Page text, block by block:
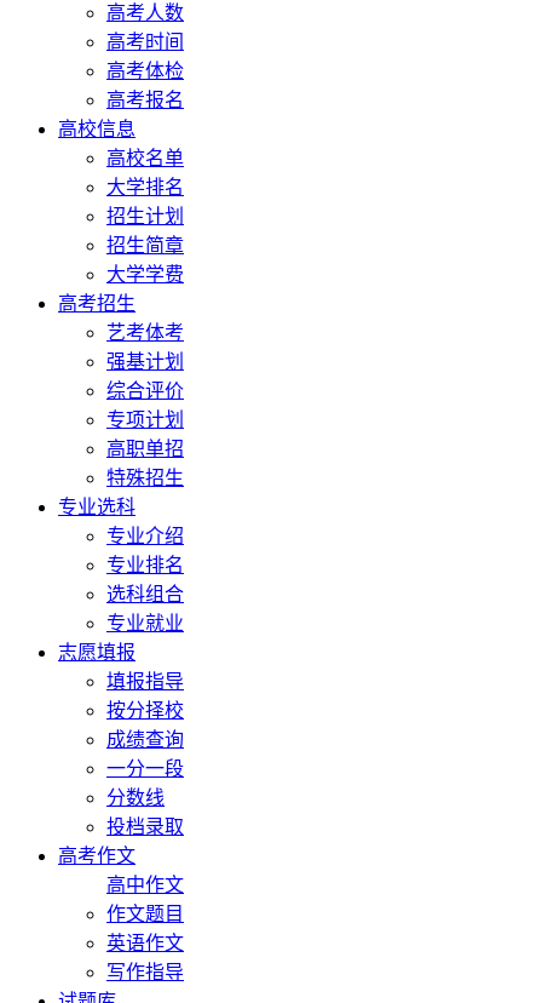
高考人数
高考时间
高考体检
高考报名
高校信息
高校名单
大学排名
招生计划
招生简章
大学学费
高考招生
艺考体考
强基计划
综合评价
专项计划
高职单招
特殊招生
专业选科
专业介绍
专业排名
选科组合
专业就业
志愿填报
填报指导
按分择校
成绩查询
一分一段
分数线
投档录取
高考作文
高中作文
作文题目
英语作文
写作指导